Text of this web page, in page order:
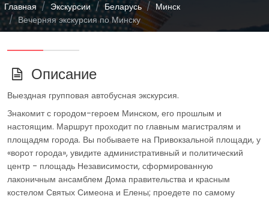
Главная Экскурсии Беларусь
Минск
Вечерняя экскурсия по Минску
Описание
Выездная групповая автобусная экскурсия.
Знакомит с городом-героем Минском, его прошлым и
настоящим. Маршрут проходит по главным магистралям и
площадям города. Вы побываете на Привокзальной площади, у
«ворот города», увидите административный и политический
центр - площадь Независимости, сформированную
лаконичным ансамблем Дома правительства и красным
костелом Святых Симеона и Елены; проедете по самому